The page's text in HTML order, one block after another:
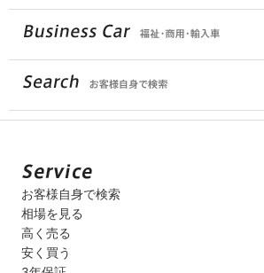
お客様自身で検索
相場を見る
高く売る
安く買う